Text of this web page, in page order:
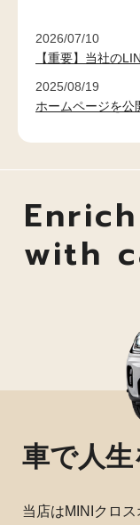
2026/07/10
【重要】当社の
2025/08/19
ホームページを公
with
車で人
当店はMINIクロ